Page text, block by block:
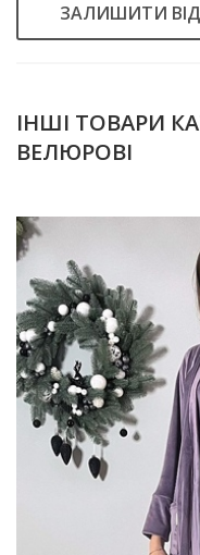
ЗАЛИШИТИ
ІНШІ ТОВАРИ
ВЕЛЮРОВІ